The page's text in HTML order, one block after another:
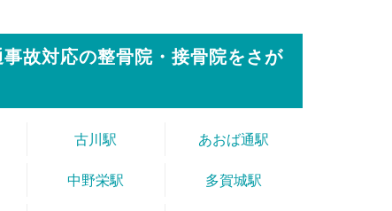
故対応の整骨院・接骨院をさが
古川駅 あおば通駅
中野栄駅 多賀城駅